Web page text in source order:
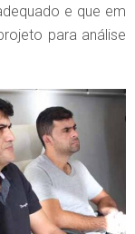
e que em
para análise